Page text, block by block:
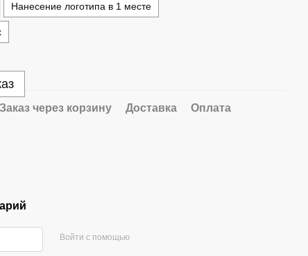
Нанесение логотипа в 1 месте
Заказ через корзину Доставка
Оплата
Войти с помощью